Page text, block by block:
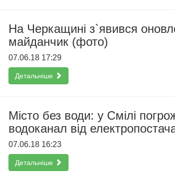
На Черкащині з`явився
майданчик (фото)
07.06.18 17:29
Детальніше
Місто без води: у Смілі
водоканал від
07.06.18 16:23
Детальніше